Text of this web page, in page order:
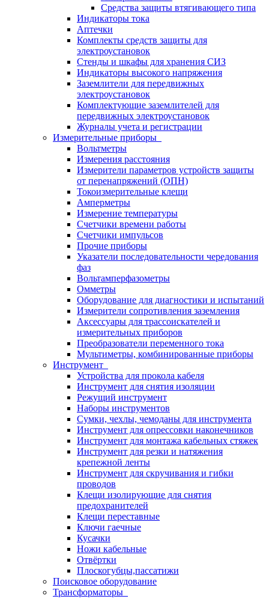
Средства защиты втягивающего типа
Индикаторы тока
Аптечки
Комплекты средств защиты для
электроустановок
Стенды и шкафы для хранения СИЗ
Индикаторы высокого напряжения
Заземлители для передвижных
электроустановок
Комплектующие заземлителей для
передвижных электроустановок
Журналы учета и регистрации
Измерительные приборы
Вольтметры
Измерения расстояния
Измерители параметров устройств защиты
от перенапряжений (ОПН)
Токоизмерительные клещи
Амперметры
Измерение температуры
Счетчики времени работы
Счетчики импульсов
Прочие приборы
Указатели последовательности чередования
фаз
Вольтамперфазометры
Омметры
Оборудование для диагностики и испытаний
Измерители сопротивления заземления
Аксессуары для трассоискателей и
измерительных приборов
Преобразователи переменного тока
Мультиметры, комбинированные приборы
Инструмент
Устройства для прокола кабеля
Инструмент для снятия изоляции
Режущий инструмент
Наборы инструментов
Сумки, чехлы, чемоданы для инструмента
Инструмент для опрессовки наконечников
Инструмент для монтажа кабельных стяжек
Инструмент для резки и натяжения
крепежной ленты
Инструмент для скручивания и гибки
проводов
Клещи изолирующие для снятия
предохранителей
Клещи переставные
Ключи гаечные
Кусачки
Ножи кабельные
Отвёртки
Плоскогубцы,пассатижи
Поисковое оборудование
Трансформаторы